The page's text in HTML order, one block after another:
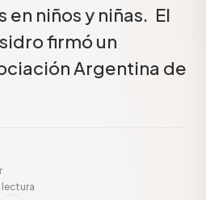
niños y niñas. El
firmó un
Argentina de
lectura